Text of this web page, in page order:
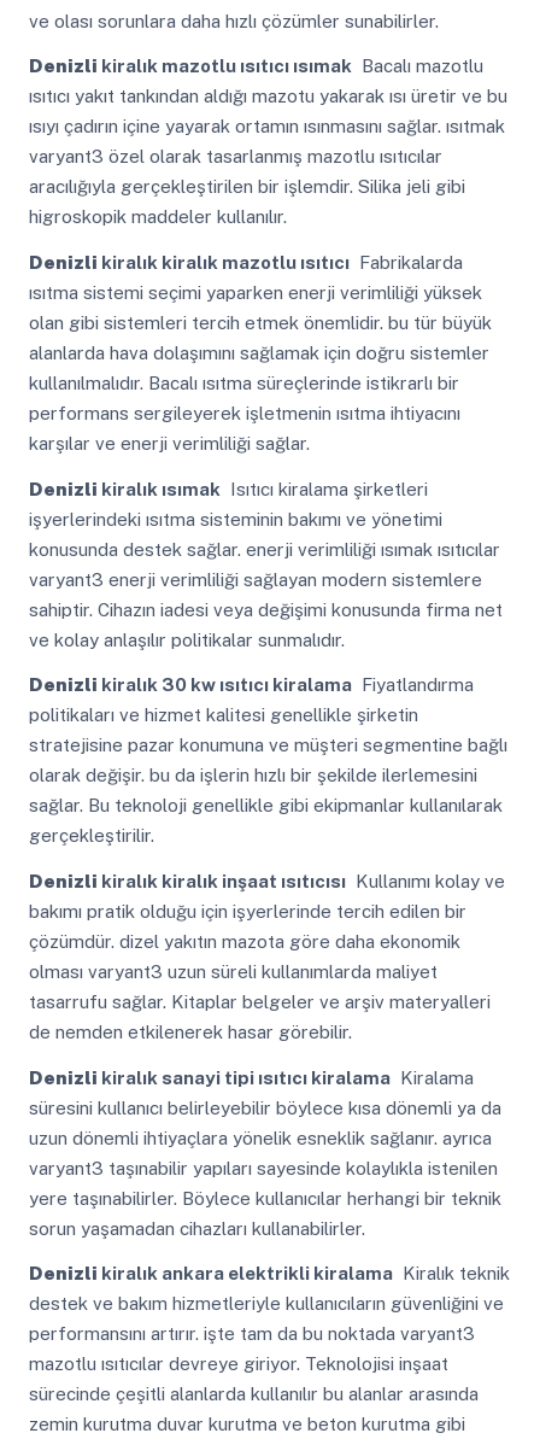
ve olası sorunlara daha hızlı çözümler sunabilirler.
Denizli kiralık mazotlu ısıtıcı ısımakBacalı mazotlu
ısıtıcı yakıt tankından aldığı mazotu yakarak ısı üretir ve bu
ısıyı çadırın içine yayarak ortamın ısınmasını sağlar. ısıtmak
varyant3 özel olarak tasarlanmış mazotlu ısıtıcılar
aracılığıyla gerçekleştirilen bir işlemdir. Silika jeli gibi
higroskopik maddeler kullanılır.
Denizli kiralık kiralık mazotlu ısıtıcıFabrikalarda
ısıtma sistemi seçimi yaparken enerji verimliliği yüksek
olan gibi sistemleri tercih etmek önemlidir. bu tür büyük
alanlarda hava dolaşımını sağlamak için doğru sistemler
kullanılmalıdır. Bacalı ısıtma süreçlerinde istikrarlı bir
performans sergileyerek işletmenin ısıtma ihtiyacını
karşılar ve enerji verimliliği sağlar.
Denizli kiralık ısımak Isıtıcı kiralama şirketleri
işyerlerindeki ısıtma sisteminin bakımı ve yönetimi
konusunda destek sağlar. enerji verimliliği ısımak ısıtıcılar
varyant3 enerji verimliliği sağlayan modern sistemlere
sahiptir. Cihazın iadesi veya değişimi konusunda firma net
ve kolay anlaşılır politikalar sunmalıdır.
Denizli kiralık 30 kw ısıtıcı kiralamaFiyatlandırma
politikaları ve hizmet kalitesi genellikle şirketin
stratejisine pazar konumuna ve müşteri segmentine bağlı
olarak değişir. bu da işlerin hızlı bir şekilde ilerlemesini
sağlar. Bu teknoloji genellikle gibi ekipmanlar kullanılarak
gerçekleştirilir.
Denizli kiralık kiralık inşaat ısıtıcısıKullanımı kolay ve
bakımı pratik olduğu için işyerlerinde tercih edilen bir
çözümdür. dizel yakıtın mazota göre daha ekonomik
olması varyant3 uzun süreli kullanımlarda maliyet
tasarrufu sağlar. Kitaplar belgeler ve arşiv materyalleri
de nemden etkilenerek hasar görebilir.
Denizli kiralık sanayi tipi ısıtıcı kiralamaKiralama
süresini kullanıcı belirleyebilir böylece kısa dönemli ya da
uzun dönemli ihtiyaçlara yönelik esneklik sağlanır. ayrıca
varyant3 taşınabilir yapıları sayesinde kolaylıkla istenilen
yere taşınabilirler. Böylece kullanıcılar herhangi bir teknik
sorun yaşamadan cihazları kullanabilirler.
Denizli kiralık ankara elektrikli kiralamaKiralık teknik
destek ve bakım hizmetleriyle kullanıcıların güvenliğini ve
performansını artırır. işte tam da bu noktada varyant3
mazotlu ısıtıcılar devreye giriyor. Teknolojisi inşaat
sürecinde çeşitli alanlarda kullanılır bu alanlar arasında
zemin kurutma duvar kurutma ve beton kurutma gibi